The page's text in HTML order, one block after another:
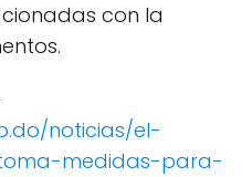
con la
noticias/el-
medidas-para-